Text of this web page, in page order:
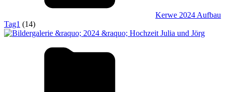
Kerwe 2024 Aufbau
Tag1 (14)